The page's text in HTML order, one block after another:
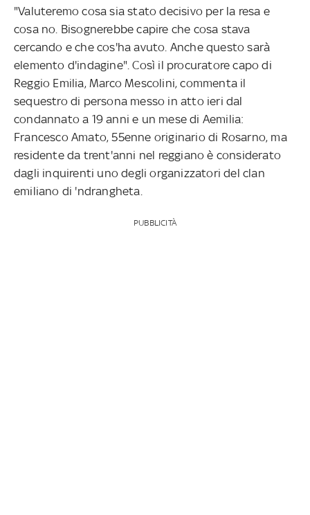
"Valuteremo cosa sia stato decisivo per la resa e
cosa no. Bisognerebbe capire che cosa stava
cercando e che cos'ha avuto. Anche questo sarà
elemento d'indagine". Così il procuratore capo di
Reggio Emilia, Marco Mescolini, commenta il
sequestro di persona messo in atto ieri dal
condannato a 19 anni e un mese di Aemilia:
Francesco Amato, 55enne originario di Rosarno, ma
residente da trent'anni nel reggiano è considerato
dagli inquirenti uno degli organizzatori del clan
emiliano di 'ndrangheta.
PUBBLICITÀ